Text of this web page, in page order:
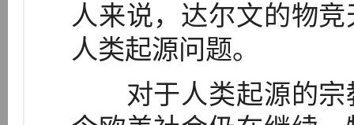
人来说，达尔文的物
人类起源问题。
对于人类起源的宗